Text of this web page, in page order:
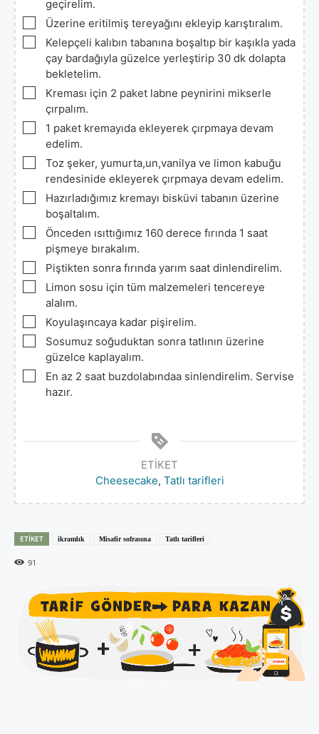
geçirelim.
▢
Üzerine eritilmiş tereyağını ekleyip karıştıralım.
▢
Kelepçeli kalıbın tabanına boşaltıp bir kaşıkla yada
çay bardağıyla güzelce yerleştirip 30 dk dolapta
bekletelim.
▢
Kreması için 2 paket labne peynirini mikserle
çırpalım.
▢1 paket kremayıda ekleyerek çırpmaya devam
edelim.
▢
Toz şeker, yumurta,un,vanilya ve limon kabuğu
rendesinide ekleyerek çırpmaya devam edelim.
▢
Hazırladığımız kremayı bisküvi tabanın üzerine
boşaltalım.
▢
Önceden ısıttığımız 160 derece fırında 1 saat
pişmeye bırakalım.
▢
Piştikten sonra fırında yarım saat dinlendirelim.
▢Limon sosu için tüm malzemeleri tencereye
alalım.
▢
Koyulaşıncaya kadar pişirelim.
▢
Sosumuz soğuduktan sonra tatlının üzerine
güzelce kaplayalım.
▢
En az 2 saat buzdolabındaa sinlendirelim. Servise
hazır.
ETIKET
Cheesecake, Tatlı tarifleri
ETIKET ikramlık Misafir sofrasına Tatlı tarifleri
91